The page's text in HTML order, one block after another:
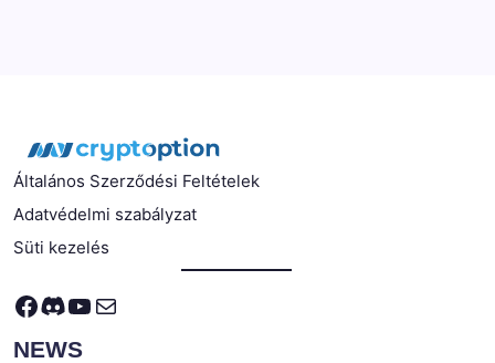
Általános Szerződési Feltételek
Adatvédelmi szabályzat
Süti kezelés
Facebook
Discord
YouTube
Mail
NEWS